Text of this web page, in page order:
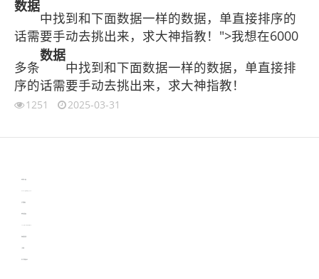
数据
中找到和下面数据一样的数据，单直接排序的
话需要手动去挑出来，求大神指教！">我想在6000
多条
数据
中找到和下面数据一样的数据，单直接排
序的话需要手动去挑出来，求大神指教！
1251 2025-03-31